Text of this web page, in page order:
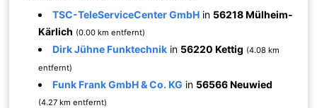
TSC-TeleServiceCenter GmbH in 56218 Mülheim-
Kärlich (0.00 km entfernt)
Dirk Jühne Funktechnik in 56220 Kettig (4.08 km
entfernt)
Funk Frank GmbH & Co. KG in 56566 Neuwied
(4.27 km entfernt)